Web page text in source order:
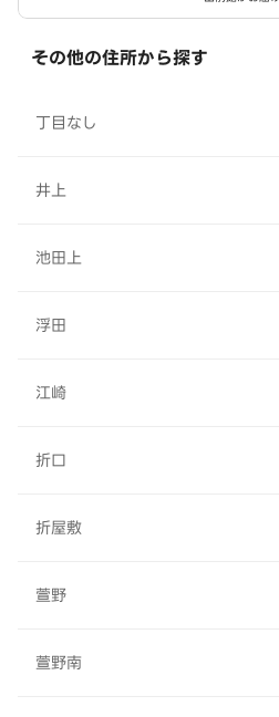
その他の住所から探す
丁目なし
井上
池田上
浮田
江崎
折口
折屋敷
萱野
萱野南